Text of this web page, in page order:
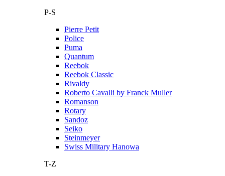
P-S
Pierre Petit
Police
Puma
Quantum
Reebok
Reebok Classic
Rivaldy
Roberto Cavalli by Franck Muller
Romanson
Rotary
Sandoz
Seiko
Steinmeyer
Swiss Military Hanowa
T-Z